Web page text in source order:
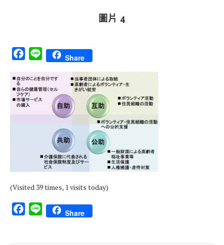
圖片 4
Facebook
Line Share
(Visited 39 times, 1 visits today)
Facebook
Line Share